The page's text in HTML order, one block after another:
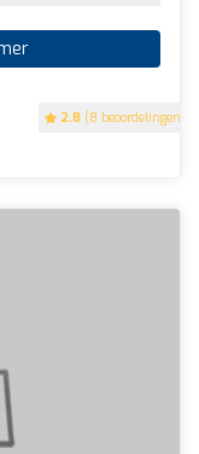
2.8 (8 beoordelingen)